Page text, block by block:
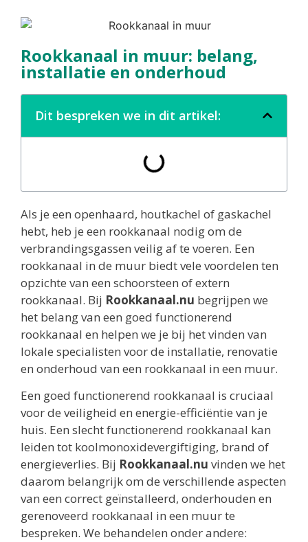
Rookkanaal in muur: belang,
installatie en onderhoud
Dit bespreken we in dit artikel:
Als je een openhaard, houtkachel of gaskachel
hebt, heb je een rookkanaal nodig om de
verbrandingsgassen veilig af te voeren. Een
rookkanaal in de muur biedt vele voordelen ten
opzichte van een schoorsteen of extern
rookkanaal. Bij Rookkanaal.nu begrijpen we
het belang van een goed functionerend
rookkanaal en helpen we je bij het vinden van
lokale specialisten voor de installatie, renovatie
en onderhoud van een rookkanaal in een muur.
Een goed functionerend rookkanaal is cruciaal
voor de veiligheid en energie-efficiëntie van je
huis. Een slecht functionerend rookkanaal kan
leiden tot koolmonoxidevergiftiging, brand of
energieverlies. Bij Rookkanaal.nu vinden we het
daarom belangrijk om de verschillende aspecten
van een correct geïnstalleerd, onderhouden en
gerenoveerd rookkanaal in een muur te
bespreken. We behandelen onder andere: